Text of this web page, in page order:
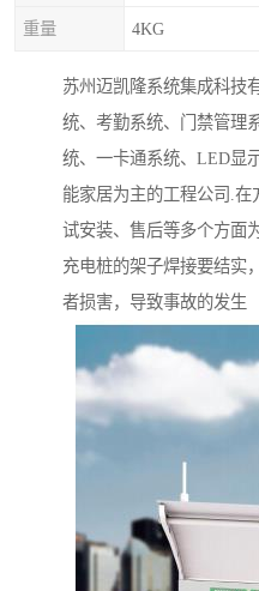
重量 4KG
苏州迈凯隆系统集成科技
统、考勤系统、门禁管理
统、一卡通系统、LED显
能家居为主的工程公司.在
试安装、售后等多个方面
充电桩的架子焊接要结实
者损害，导致事故的发生